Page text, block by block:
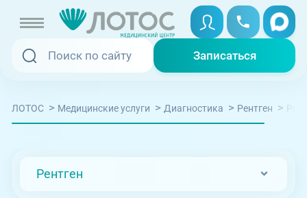
Записаться
Записаться
Услуги и цены
Записаться онлайн
Вызвать скорую
Медицина на дому
ЛОТОС > Медицинские услуги > Диагностика > Рентген >
Рентген